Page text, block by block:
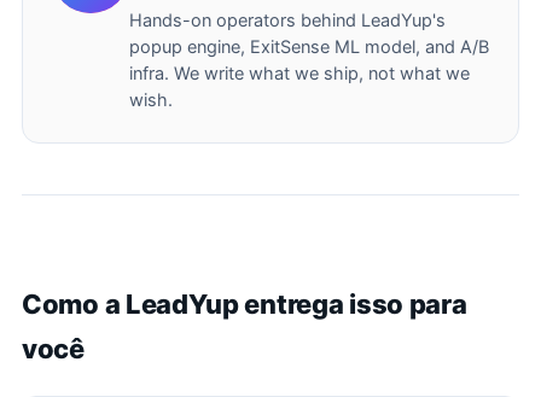
Hands-on operators behind LeadYup's
popup engine, ExitSense ML model, and A/B
infra. We write what we ship, not what we
wish.
Como a LeadYup entrega isso para
você